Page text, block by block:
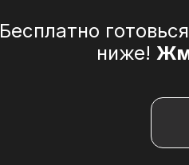
Бесплатно
ниже!